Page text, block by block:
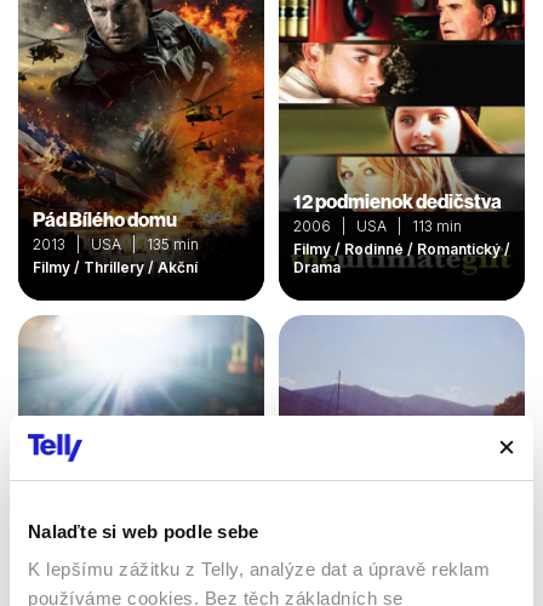
Nalaďte si web podle sebe
K lepšímu zážitku z Telly, analýze dat a úpravě reklam
používáme cookies. Bez těch základních se
Pád Bílého domu
2013 | USA | 135 min
Filmy / Thrillery / Akční
12 podmienok dedičstva
2006 | USA | 113 min
Filmy / Rodinné / Romantický /
Drama
Vypravěčka filmů